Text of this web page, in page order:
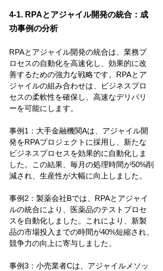
4-1. RPAとアジャイル開発の統合：成
功事例の分析
RPAとアジャイル開発の統合は、業務プ
ロセスの自動化を高速化し、効果的に改
善するための強力な戦略です。RPAとア
ジャイルの組み合わせは、ビジネスプロ
セスの柔軟性を確保し、高速なデリバリ
ーを可能にします。
事例1：大手金融機関Aは、アジャイル開
発をRPAプロジェクトに採用し、新たな
ビジネスプロセスを効果的に自動化しま
した。この結果、毎月の処理時間が50%削
減され、生産性が大幅に向上しました。
事例2：製薬会社Bでは、RPAとアジャイ
ルの統合により、医薬品のテストプロセ
スを自動化しました。これにより、新製
品の市場投入までの時間が40%短縮され、
競争力の向上に寄与しました。
事例3：小売業者Cは、アジャイルメソッ